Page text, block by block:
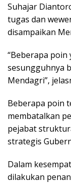
Suhajar
tugas dan
disampaikan
“Beberapa
sesungguhnya
Mendagri”,
Beberapa poin
membatalkan
pejabat
strategis
Dalam
dilakukan